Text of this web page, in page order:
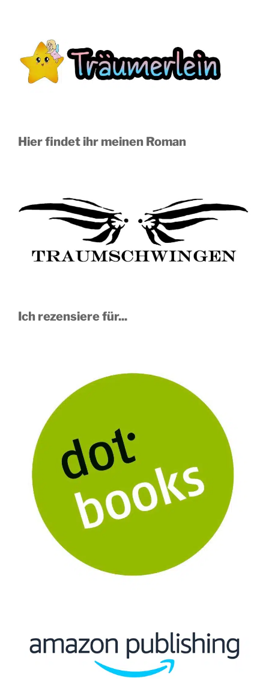
Hier findet ihr meinen Roman
Ich rezensiere für...